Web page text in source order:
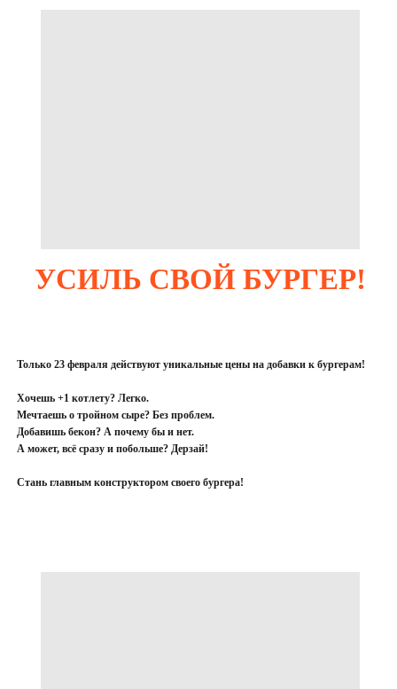
УСИЛЬ СВОЙ БУРГЕР!
Только 23 февраля действуют уникальные цены на добавки к бургерам!
Хочешь +1 котлету? Легко.
Мечтаешь о тройном сыре? Без проблем.
Добавишь бекон? А почему бы и нет.
А может, всё сразу и побольше? Дерзай!
Стань главным конструктором своего бургера!